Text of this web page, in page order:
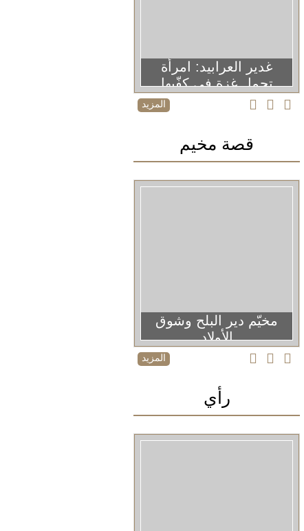
غدير العرابيد: امرأة
تحمل غزة في كفّيها
المزيد
قصة مخيم
مخيّم دير البلح وشوق
الأولاد
المزيد
رأي